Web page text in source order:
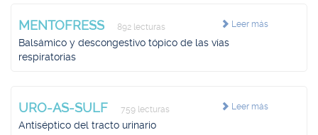
Leer más
MENTOFRESS 892 lecturas
Balsámico y descongestivo tópico de las vías
respiratorias
Leer más
URO-AS-SULF 759 lecturas
Antiséptico del tracto urinario